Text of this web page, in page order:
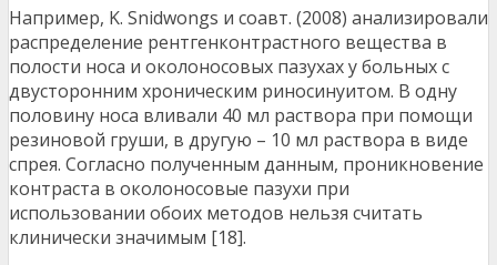
Например, K. Snidwongs и соавт. (2008) анализировали
распределение рентгенконтрастного вещества в
полости носа и околоносовых пазухах у больных с
двусторонним хроническим риносинуитом. В одну
половину носа вливали 40 мл раствора при помощи
резиновой груши, в другую – 10 мл раствора в виде
спрея. Согласно полученным данным, проникновение
контраста в околоносовые пазухи при
использовании обоих методов нельзя считать
клинически значимым [18].